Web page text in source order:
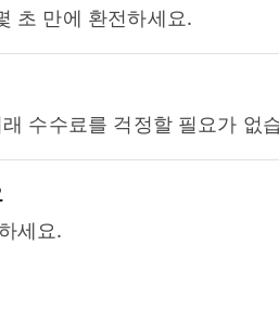
초 만에 환전하세요.
수수료를 걱정할 필요가 없
세요.